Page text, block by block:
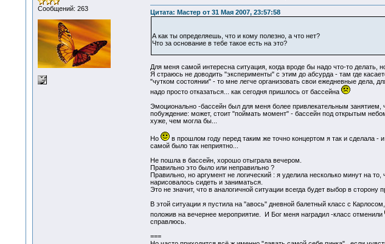
Сообщений: 263
Цитата: Мастер от 31 Мая 2007, 23:57:58
А как ты определяешь, что и кому полезно, а что нет?
Что за основание в тебе такое есть на это?
Для меня самой интересна ситуация, когда вроде бы надо что-то
Я страюсь не доводить "эксперименты" с этим до абсурда - там где
"чутком состоянии" - то мне легче организовать свои ежедневные дела,
надо просто отказаться... как сегодня пришлось от бассейна
Эмоционально -бассейн был для меня более привлекательным
побуждение: может, стоит "поймать момент" - бассейн под открытым
хуже, чем могла бы...
Но в прошлом году перед таким же точно концертом я так и сделала -
самой было так неприятно...
Не пошла в бассейн, хорошо отыграла вечером.
Правильно это было или неправильно ?
Правильно, но аргумент не логический : я уделила несколько минут на
нарисовалось сидеть и заниматься.
Это не значит, что в аналогичной ситуации всегда будет выбор в сторону
В этой ситуации я пустила на "авось" дневной балетный класс с
положив на вечернее мероприятие. И Бог меня наградил -класс отменили
справлюсь.
===